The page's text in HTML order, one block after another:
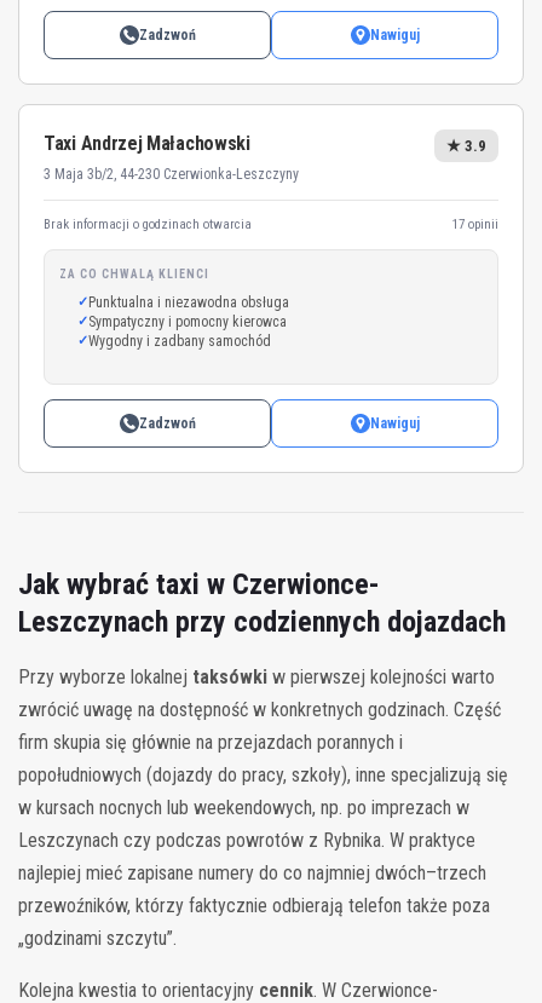
Zadzwoń Nawiguj
Taxi Andrzej Małachowski
3 Maja 3b/2, 44-230 Czerwionka-Leszczyny
★ 3.9
Brak informacji o godzinach otwarcia 17 opinii
ZA CO CHWALĄ KLIENCI
Punktualna i niezawodna obsługa
Sympatyczny i pomocny kierowca
Wygodny i zadbany samochód
Zadzwoń Nawiguj
Jak wybrać taxi w Czerwionce-
Leszczynach przy codziennych dojazdach
Przy wyborze lokalnej taksówki w pierwszej kolejności warto
zwrócić uwagę na dostępność w konkretnych godzinach. Część
firm skupia się głównie na przejazdach porannych i
popołudniowych (dojazdy do pracy, szkoły), inne specjalizują się
w kursach nocnych lub weekendowych, np. po imprezach w
Leszczynach czy podczas powrotów z Rybnika. W praktyce
najlepiej mieć zapisane numery do co najmniej dwóch–trzech
przewoźników, którzy faktycznie odbierają telefon także poza
„godzinami szczytu”.
Kolejna kwestia to orientacyjny cennik. W Czerwionce-